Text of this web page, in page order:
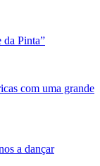
Pinta”
com uma grande
a dançar